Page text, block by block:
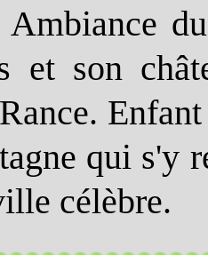
Ambiance
et son
qui s'y
célèbre.